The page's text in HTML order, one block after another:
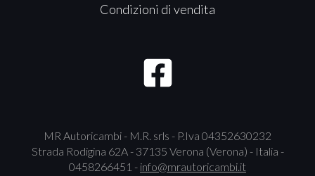
Condizioni di vendita
MR Autoricambi - M.R. srls - P.Iva 04352630232
Strada Rodigina 62A - 37135 Verona (Verona) - Italia -
0458266451 - info@mrautoricambi.it